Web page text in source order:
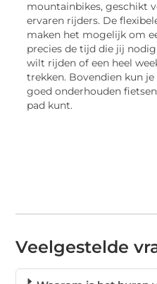
mountainbikes, geschikt
ervaren rijders. De
maken het mogelijk om
precies de tijd die jij
wilt rijden of een heel
trekken. Bovendien kun
goed onderhouden
pad kunt.
Veelgestelde